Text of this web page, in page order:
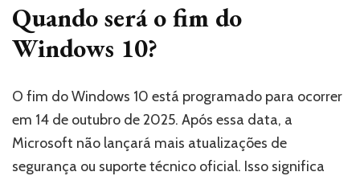
Quando será o fim do
Windows 10?
O fim do Windows 10 está programado para ocorrer
em 14 de outubro de 2025. Após essa data, a
Microsoft não lançará mais atualizações de
segurança ou suporte técnico oficial. Isso significa